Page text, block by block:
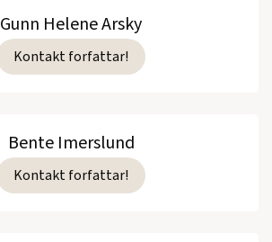
Gunn Helene Arsky
Kontakt forfattar!
Bente Imerslund
Kontakt forfattar!